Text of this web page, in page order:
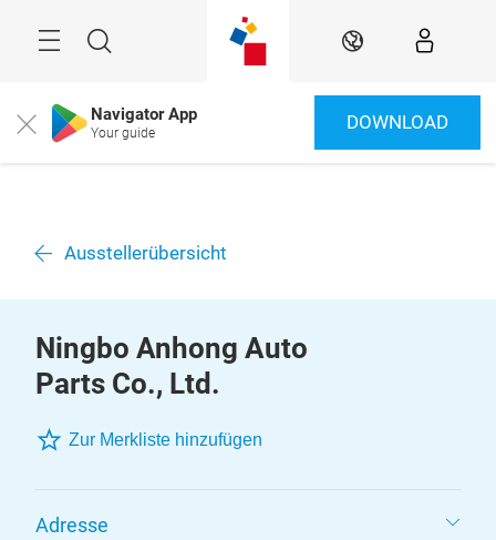
Suche DE
Close Navigator App
Your guide DOWNLOAD
Ausstellerübersicht
Ningbo Anhong Auto
Parts Co., Ltd.
Zur Merkliste hinzufügen
Adresse